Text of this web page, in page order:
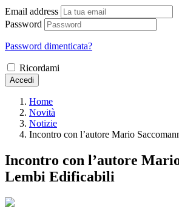
Email address
Password
Password dimenticata?
Ricordami
Accedi
Home
Novità
Notizie
Incontro con l’autore Mario
Incontro con l’autore
Lembi Edificabili